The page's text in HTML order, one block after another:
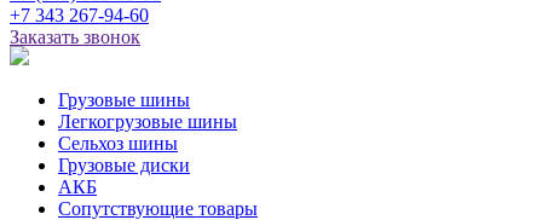
+7 343 267-94-60
Заказать звонок
Грузовые шины
Легкогрузовые шины
Сельхоз шины
Грузовые диски
АКБ
Сопутствующие товары